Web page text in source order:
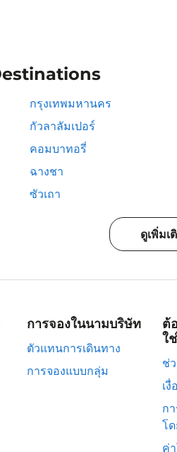
กรุงเทพมหานคร
กัวลาลัมเปอร์
คอมบาทอรี่
ฉางชา
ซัวเถา
ดูเพิ่มเ
การจองในนามบริษัท
ตัวแทนการเดินทาง
การจองแบบกลุ่ม
ต้
ใ
ช่
เ
ก
โ
ค่